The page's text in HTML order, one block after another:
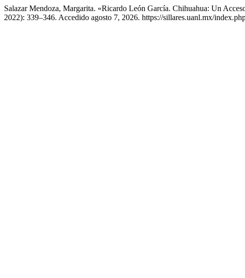
Salazar Mendoza, Margarita. «Ricardo León García. Chihuahua: Un
2022): 339–346. Accedido agosto 7, 2026. https://sillares.uanl.mx/